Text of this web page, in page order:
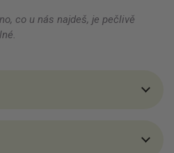
co u nás najdeš, je pečlivě